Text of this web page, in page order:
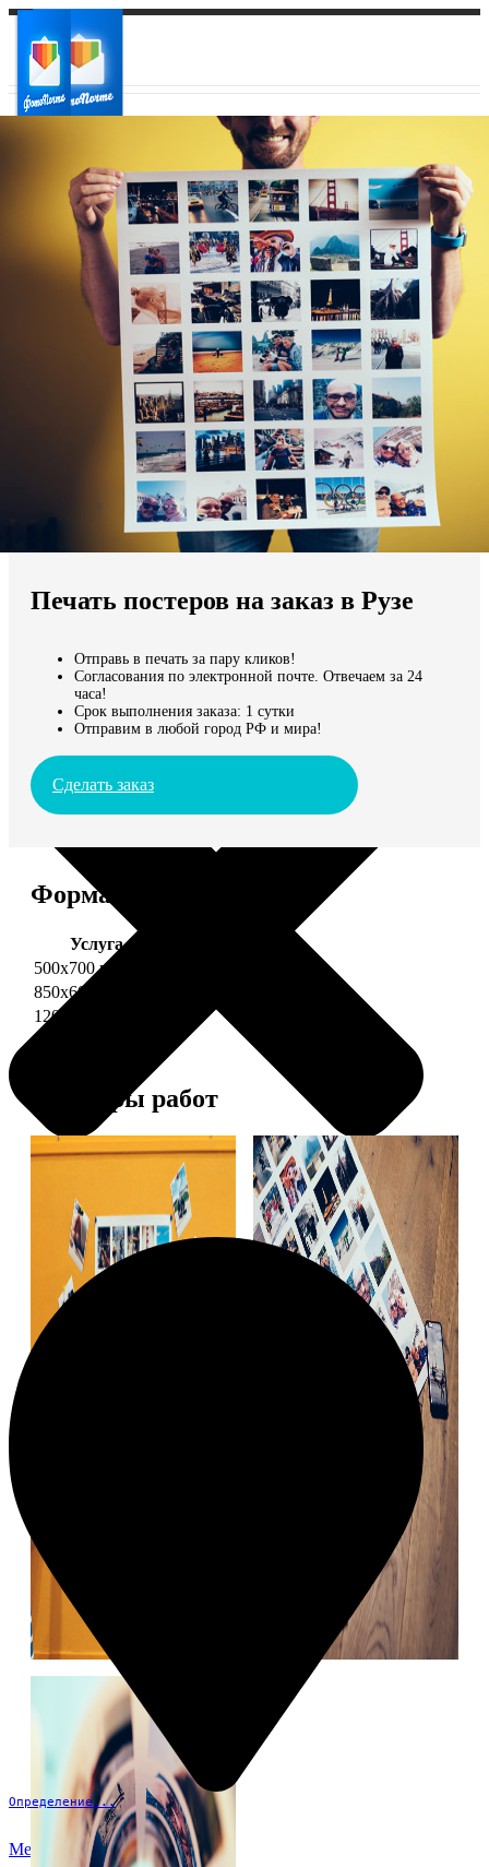
Ваш город:
Ваш регион доставки
Выберите из списка:
Мы доставляем по всему миру
Продолжить без города
Определение...
Меню
Печать постеров на заказ в Рузе
Отправь в печать за пару кликов!
Согласования по электронной почте. Отвечаем за 24
часа!
Срок выполнения заказа: 1 сутки
Отправим в любой город РФ и мира!
Сделать заказ
Форматы и цены
Услуга
500х700 глянец
850х600 глянец
1200х850 глянец
Примеры работ